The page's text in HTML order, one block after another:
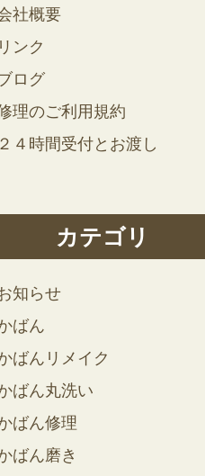
社概要
リンク
ログ
理のご利用規約
２４時間受付とお渡し
カテゴリ
知らせ
ばん
ばんリメイク
ばん丸洗い
ばん修理
ばん磨き